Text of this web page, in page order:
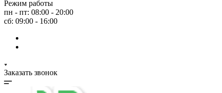
Режим работы
пн - пт: 08:00 - 20:00
сб: 09:00 - 16:00
Заказать звонок